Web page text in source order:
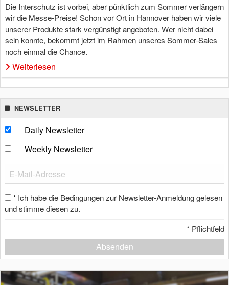
Die Interschutz ist vorbei, aber pünktlich zum Sommer verlängern
wir die Messe-Preise! Schon vor Ort in Hannover haben wir viele
unserer Produkte stark vergünstigt angeboten. Wer nicht dabei
sein konnte, bekommt jetzt im Rahmen unseres Sommer-Sales
noch einmal die Chance.
Weiterlesen
NEWSLETTER
Daily Newsletter
Weekly Newsletter
* Ich habe die Bedingungen zur Newsletter-Anmeldung gelesen
und stimme diesen zu.
* Pflichtfeld
Absenden